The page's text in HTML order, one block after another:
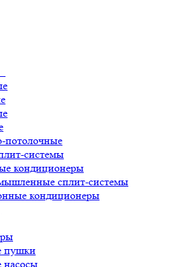
потолочные
системы
кондиционеры
сплит-системы
кондиционеры
пушки
насосы